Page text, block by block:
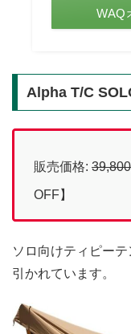
WAQ
Alpha T/C
販売価格:
OFF】
ソロ向けティピー
引かれています。